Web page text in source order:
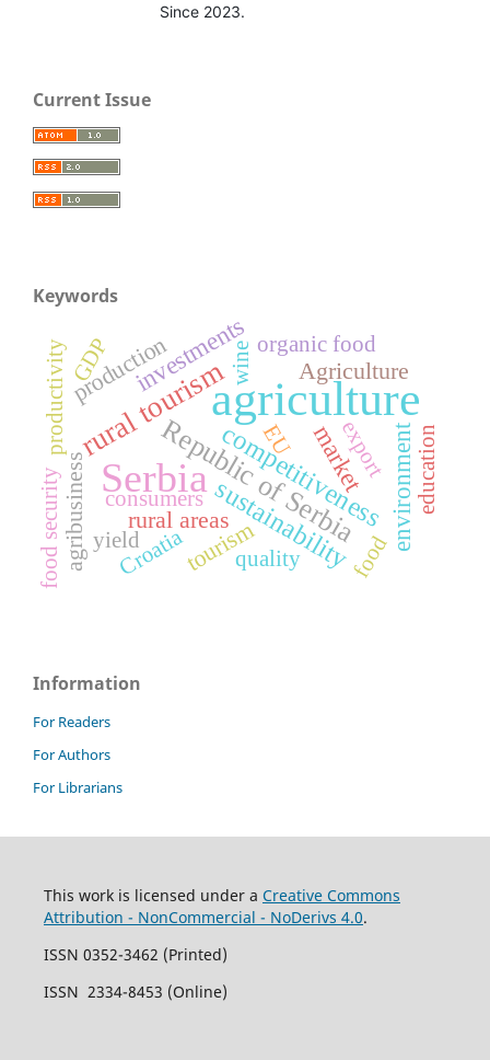
Since 2023.
Current Issue
Keywords
agriculture
Serbia
rural tourism
Republic of Serbia
competitiveness
sustainability environment
investments
market
rural areas
tourism
Agriculture
production
agribusiness education
food security consumers
quality
export
organic food
Croatia
yield
EU
productivity
food
wine
GDP
Information
For Readers
For Authors
For Librarians
This work is licensed under a Creative Commons
Attribution - NonCommercial - NoDerivs 4.0.
ISSN 0352-3462 (Printed)
ISSN 2334-8453 (Online)